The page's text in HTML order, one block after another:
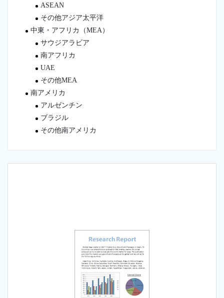
ASEAN
その他アジア太平洋
中東・アフリカ（MEA）
サウジアラビア
南アフリカ
UAE
その他MEA
南アメリカ
アルゼンチン
ブラジル
その他南アメリカ